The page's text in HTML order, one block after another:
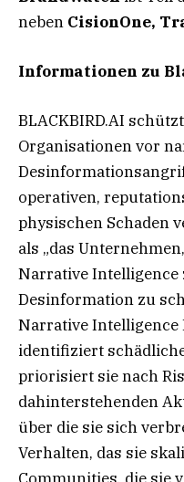
neben CisionOne,
Informationen zu
BLACKBIRD.AI
Organisationen vor
operativen,
physischen Schaden
als „das
Narrative Intelligence
Desinformation zu
Narrative Intelligence
identifiziert
priorisiert sie nach
dahinterstehenden
über die sie sich
Verhalten, das sie